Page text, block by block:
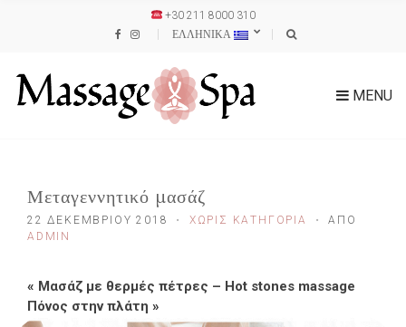
+30 211 8000 310
ΕΛΛΗΝΙΚΑ
MENU
Μεταγεννητικό μασάζ
22 ΔΕΚΕΜΒΡΊΟΥ 2018 ΧΩΡΊΣ ΚΑΤΗΓΟΡΊΑ
ΑΠΌ
ADMIN
« Μασάζ με θερμές πέτρες – Hot stones massage
Πόνος στην πλάτη »